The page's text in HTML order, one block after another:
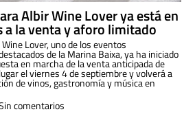
Albir Wine Lover ya está en
a la venta y aforo limitado
Lover, uno de los eventos
de la Marina Baixa, ya ha iniciado
en marcha de la venta anticipada de
el viernes 4 de septiembre y volverá a
de vinos, gastronomía y música en
comentarios